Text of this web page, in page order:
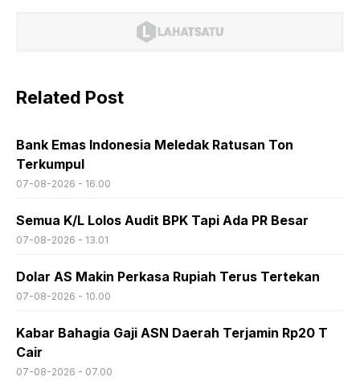
Related Post
Bank Emas Indonesia Meledak Ratusan Ton
Terkumpul
07-08-2026 - 16.00
Semua K/L Lolos Audit BPK Tapi Ada PR Besar
07-08-2026 - 13.01
Dolar AS Makin Perkasa Rupiah Terus Tertekan
07-08-2026 - 10.00
Kabar Bahagia Gaji ASN Daerah Terjamin Rp20 T
Cair
07-08-2026 - 07.00